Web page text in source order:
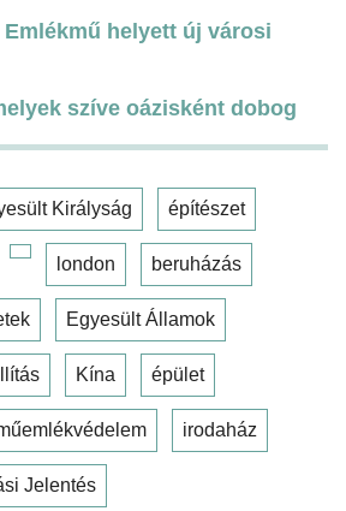
Emlékmű helyett új városi
szíve oázisként dobog
Királyság építészet
london beruházás
Egyesült Államok
Kína épület
irodaház
Jelentés